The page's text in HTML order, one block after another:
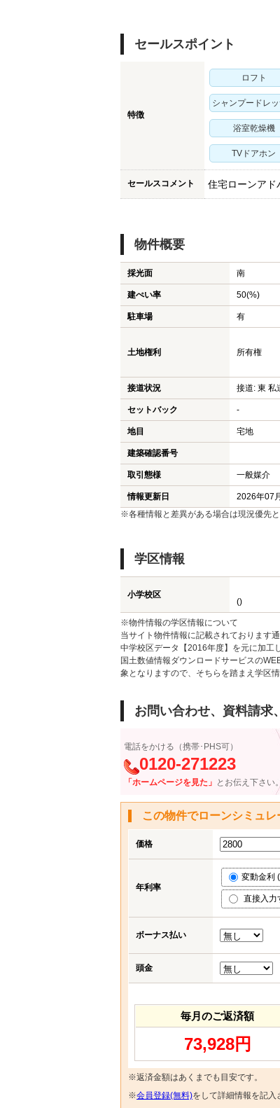
セールスポイント
特徴
ロフト
シャンプードレ
浴室乾燥機
TVドアホン
セールスコメント 住宅ローンアド
物件概要
採光面 南
建ぺい率 50(%)
駐車場 有
土地権利 所有権
接道状況 接道: 東 私
セットバック -
地目 宅地
建築確認番号
取引態様 一般媒介
情報更新日 2026年07
※各種情報と差異がある場合は現況優先
学区情報
小学校区
()
※物件情報の学区情報について
当サイト物件情報に記載されております
中学校区データ【2016年度】を元に加工
国土数値情報ダウンロードサービスの
象となりますので、そちらを踏まえ学区
お問い合わせ、資料請求
電話をかける（携帯･PHS可）
0120-271223
「ホームページを見た」 とお伝え下さい
この物件でローンシミュレ
価格
年利率
変動金利
直接入
ボーナス払い
頭金
毎月のご返済額
73,928円
※返済金額はあくまでも目安です。
※会員登録(無料)をして詳細情報を記入